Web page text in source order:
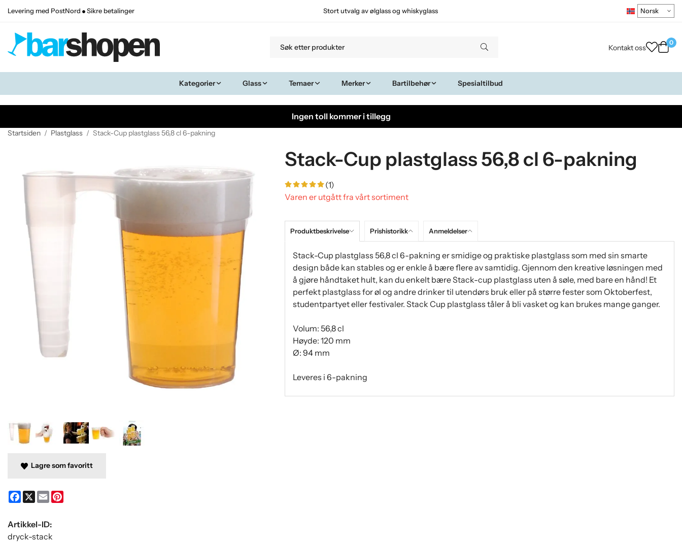
Levering med PostNord Sikre betalinger Stort utvalg av ølglass og whiskyglass
Kontakt oss
0
Kategorier Glass Temaer Merker Bartilbehør Spesialtilbud
Ingen toll kommer i tillegg
Startsiden / Plastglass / Stack-Cup plastglass 56,8 cl 6-pakning
Stack-Cup plastglass 56,8 cl 6-pakning
(1)
Varen er utgått fra vårt sortiment
Produktbeskrivelse Prishistorikk Anmeldelser
Stack-Cup plastglass 56,8 cl 6-pakning er smidige og praktiske plastglass som med sin smarte
design både kan stables og er enkle å bære flere av samtidig. Gjennom den kreative løsningen med
å gjøre håndtaket hult, kan du enkelt bære Stack-cup plastglass uten å søle, med bare en hånd! Et
perfekt plastglass for øl og andre drinker til utendørs bruk eller på større fester som Oktoberfest,
studentpartyet eller festivaler. Stack Cup plastglass tåler å bli vasket og kan brukes mange ganger.
Volum: 56,8 cl
Høyde: 120 mm
Ø: 94 mm
Leveres i 6-pakning
Lagre som favoritt
Facebook
X Email
Artikkel-ID:
dryck-stack